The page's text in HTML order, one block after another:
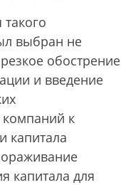
выбран не
обострение
и введение
компаний к
капитала
капитала для